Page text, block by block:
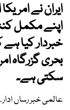
ایران نے
اپنے مکمل
خبردار کیا
بحری گزرگاہ
سکتی ہے۔
عالمی خبر رساں